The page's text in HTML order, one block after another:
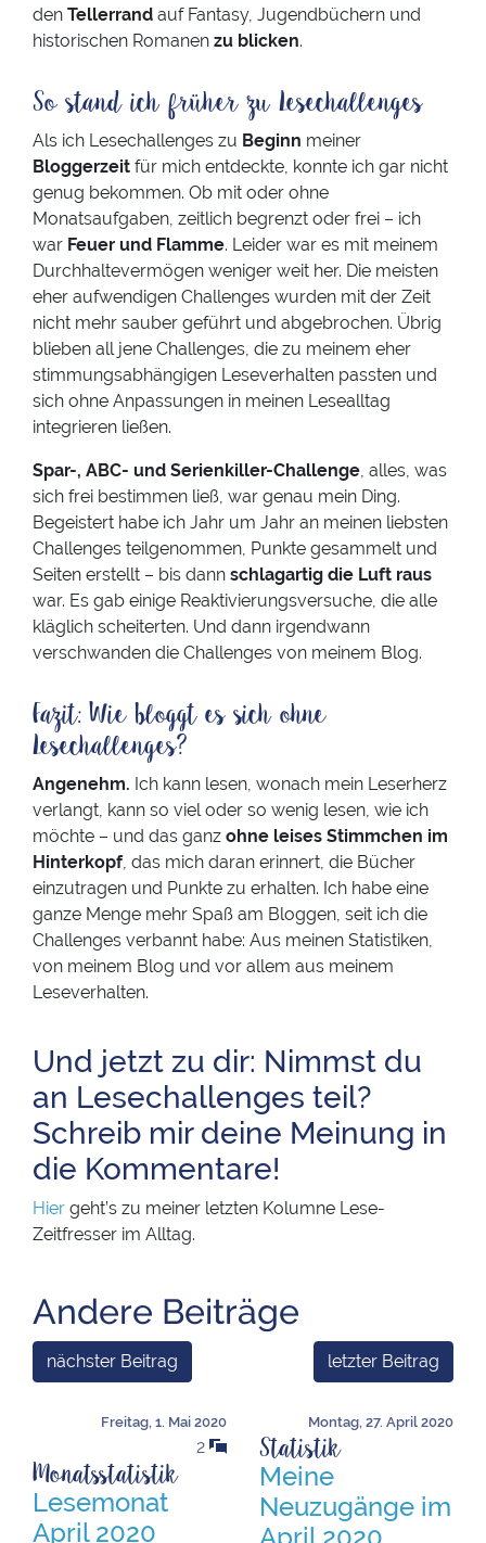
den Tellerrand auf Fantasy, Jugendbüchern und
historischen Romanen zu blicken.
So stand ich früher zu Lesechallenges
Als ich Lesechallenges zu Beginn meiner
Bloggerzeit für mich entdeckte, konnte ich gar nicht
genug bekommen. Ob mit oder ohne
Monatsaufgaben, zeitlich begrenzt oder frei – ich
war Feuer und Flamme. Leider war es mit meinem
Durchhaltevermögen weniger weit her. Die meisten
eher aufwendigen Challenges wurden mit der Zeit
nicht mehr sauber geführt und abgebrochen. Übrig
blieben all jene Challenges, die zu meinem eher
stimmungsabhängigen Leseverhalten passten und
sich ohne Anpassungen in meinen Lesealltag
integrieren ließen.
Spar-, ABC- und Serienkiller-Challenge , alles, was
sich frei bestimmen ließ, war genau mein Ding.
Begeistert habe ich Jahr um Jahr an meinen liebsten
Challenges teilgenommen, Punkte gesammelt und
Seiten erstellt – bis dann schlagartig die Luft raus
war. Es gab einige Reaktivierungsversuche, die alle
kläglich scheiterten. Und dann irgendwann
verschwanden die Challenges von meinem Blog.
Fazit: Wie bloggt es sich ohne
Lesechallenges?
Angenehm. Ich kann lesen, wonach mein Leserherz
verlangt, kann so viel oder so wenig lesen, wie ich
möchte – und das ganz ohne leises Stimmchen im
Hinterkopf, das mich daran erinnert, die Bücher
einzutragen und Punkte zu erhalten. Ich habe eine
ganze Menge mehr Spaß am Bloggen, seit ich die
Challenges verbannt habe: Aus meinen Statistiken,
von meinem Blog und vor allem aus meinem
Leseverhalten.
Und jetzt zu dir: Nimmst du
an Lesechallenges teil?
Schreib mir deine Meinung in
die Kommentare!
Hier geht’s zu meiner letzten Kolumne Lese-
Zeitfresser im Alltag.
Andere Beiträge
nächster Beitrag
Freitag, 1. Mai 2020
2
Monatsstatistik
Lesemonat
April 2020
letzter Beitrag
Montag, 27. April 2020
Statistik
Meine
Neuzugänge im